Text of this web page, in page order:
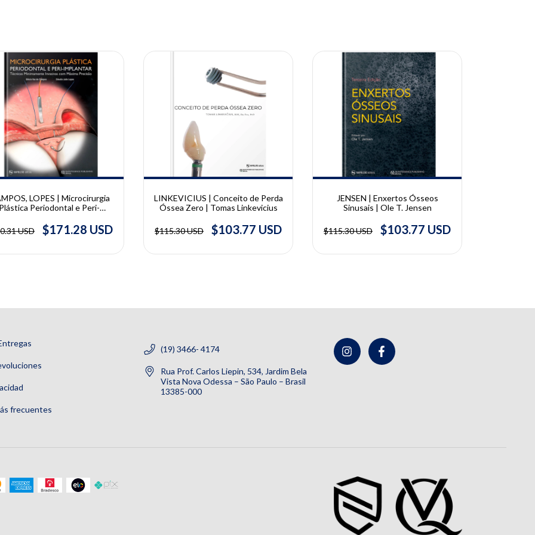
LOPES | Microcirurgia
Plástica Periodontal e Peri-
Glécio Vaz de Campos
USD $171.28 USD
LINKEVICIUS | Conceito de Perda
Óssea Zero | Tomas Linkevicius
$115.30 USD $103.77 USD
JENSEN | Enxertos Ósseos
Sinusais | Ole T. Jensen
$115.30 USD $103.77 USD
frecuentes
(19) 3466- 4174
Rua Prof. Carlos Liepin, 534, Jardim Bela
Vista Nova Odessa – São Paulo – Brasil
13385-000